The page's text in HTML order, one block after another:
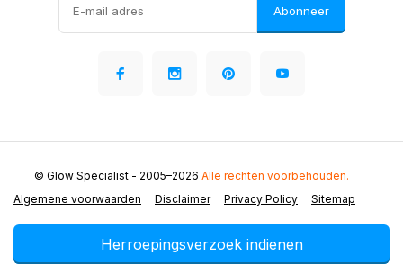
Abonneer
Algemene voorwaarden Disclaimer Privacy Policy Sitemap
© Glow Specialist - 2005–2026 Alle rechten voorbehouden.
Herroepingsverzoek indienen